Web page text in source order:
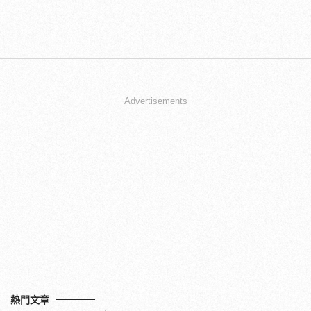
Advertisements
熱門文章